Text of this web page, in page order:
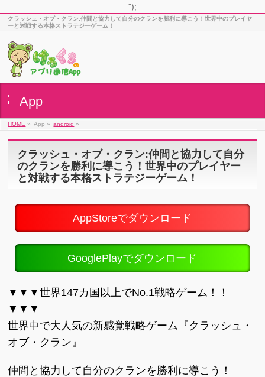
");
クラッシュ・オブ・クラン:仲間と協力して自分のクランを勝利に導こう！世界中のプレイヤ
ーと対戦する本格ストラテジーゲーム！
App
HOME » App » android »
クラッシュ・オブ・クラン:仲間と協力して自分
のクランを勝利に導こう！世界中のプレイヤー
と対戦する本格ストラテジーゲーム！
AppStoreでダウンロード
GooglePlayでダウンロード
▼▼▼世界147カ国以上でNo.1戦略ゲーム！！
▼▼▼
世界中で大人気の新感覚戦略ゲーム『クラッシュ・
オブ・クラン』
仲間と協力して自分のクランを勝利に導こう！